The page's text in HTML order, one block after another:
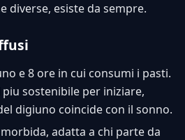
diverse, esiste da sempre.
e 8 ore in cui consumi i pasti.
sostenibile per iniziare,
digiuno coincide con il sonno.
adatta a chi parte da